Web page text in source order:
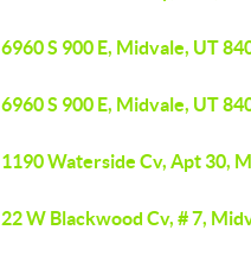
6960 S 900 E, Midvale, UT
6960 S 900 E, Midvale, UT
1190 Waterside Cv, Apt 30,
22 W Blackwood Cv, # 7,